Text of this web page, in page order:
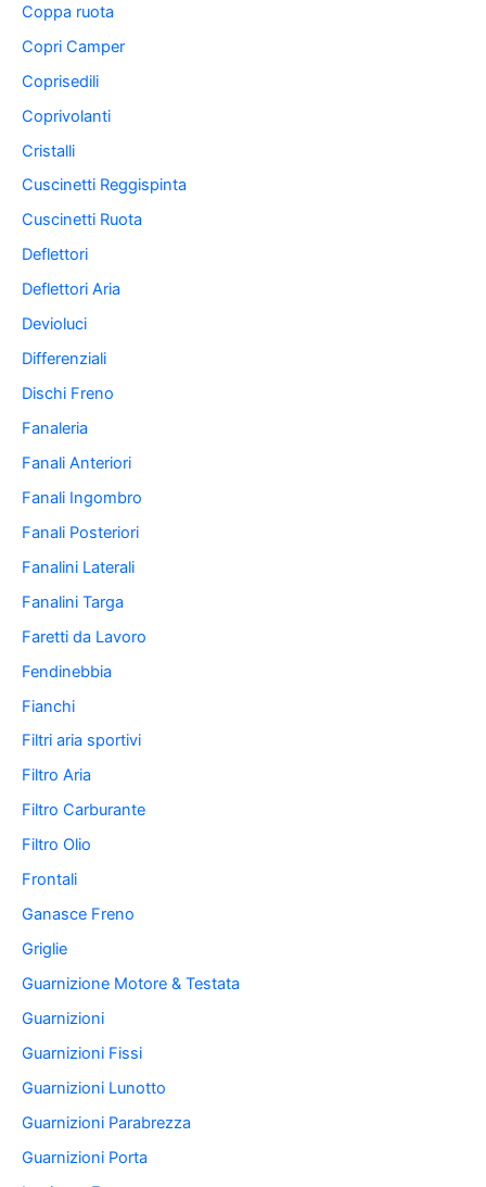
Coppa ruota
Copri Camper
Coprisedili
Coprivolanti
Cristalli
Cuscinetti Reggispinta
Cuscinetti Ruota
Deflettori
Deflettori Aria
Devioluci
Differenziali
Dischi Freno
Fanaleria
Fanali Anteriori
Fanali Ingombro
Fanali Posteriori
Fanalini Laterali
Fanalini Targa
Faretti da Lavoro
Fendinebbia
Fianchi
Filtri aria sportivi
Filtro Aria
Filtro Carburante
Filtro Olio
Frontali
Ganasce Freno
Griglie
Guarnizione Motore & Testata
Guarnizioni
Guarnizioni Fissi
Guarnizioni Lunotto
Guarnizioni Parabrezza
Guarnizioni Porta